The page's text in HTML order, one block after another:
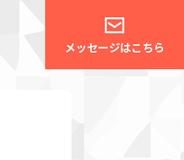
メッセージはこちら